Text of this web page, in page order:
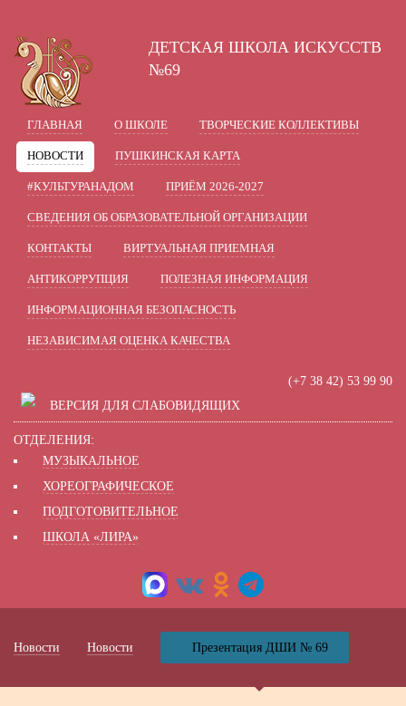
Графика: Включить изображения
Интервал:
Разрядка:
Гарнитура: Без засечек
ДЕТСКАЯ ШКОЛА ИСКУССТВ
№69
ГЛАВНАЯ О ШКОЛЕ ТВОРЧЕСКИЕ КОЛЛЕКТИВЫ
НОВОСТИ ПУШКИНСКАЯ КАРТА
#КУЛЬТУРАНАДОМ ПРИЁМ 2026-2027
СВЕДЕНИЯ ОБ ОБРАЗОВАТЕЛЬНОЙ ОРГАНИЗАЦИИ
КОНТАКТЫ ВИРТУАЛЬНАЯ ПРИЕМНАЯ
АНТИКОРРУПЦИЯ ПОЛЕЗНАЯ ИНФОРМАЦИЯ
ИНФОРМАЦИОННАЯ БЕЗОПАСНОСТЬ
НЕЗАВИСИМАЯ ОЦЕНКА КАЧЕСТВА
(+7 38 42) 53 99 90
ВЕРСИЯ ДЛЯ СЛАБОВИДЯЩИХ
ОТДЕЛЕНИЯ:
МУЗЫКАЛЬНОЕ
ХОРЕОГРАФИЧЕСКОЕ
ПОДГОТОВИТЕЛЬНОЕ
ШКОЛА «ЛИРА»
Новости Новости Презентация ДШИ № 69